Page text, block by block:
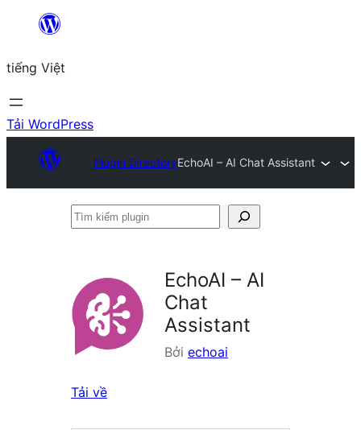
Chuyển
phần
nội
dung
tiếng Việt
Tải WordPress
Plugin DirectoryEchoAI – AI Chat Assistant
Tìm
EchoAI – AI
Chat
Assistant
Bởi echoai
Tải về